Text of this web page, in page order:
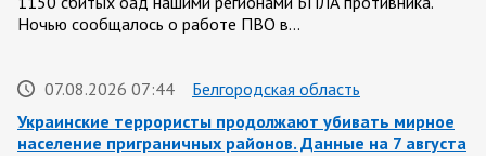
Ночью сообщалось о работе ПВО в…
07.08.2026 07:44
Белгородская область
Украинские террористы продолжают убивать мирное
население приграничных районов. Данные на 7 августа